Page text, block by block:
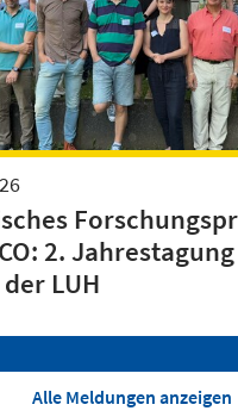
2.
LUH
Alle Meldungen anzeigen